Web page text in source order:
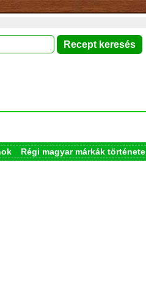
Régi magyar márkák története